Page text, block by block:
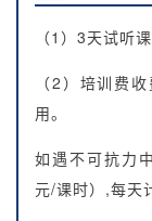
（1）3天试听课
（2）培训费
用。
如遇不可抗力
元/课时）,每天